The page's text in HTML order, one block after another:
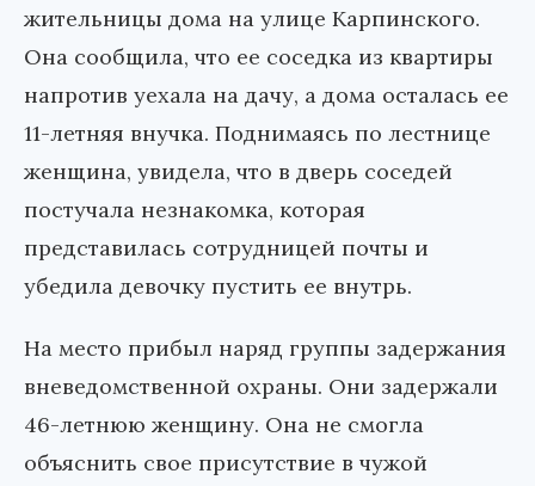
жительницы дома на улице Карпинского.
Она сообщила, что ее соседка из квартиры
напротив уехала на дачу, а дома осталась ее
11-летняя внучка. Поднимаясь по лестнице
женщина, увидела, что в дверь соседей
постучала незнакомка, которая
представилась сотрудницей почты и
убедила девочку пустить ее внутрь.
На место прибыл наряд группы задержания
вневедомственной охраны. Они задержали
46-летнюю женщину. Она не смогла
объяснить свое присутствие в чужой